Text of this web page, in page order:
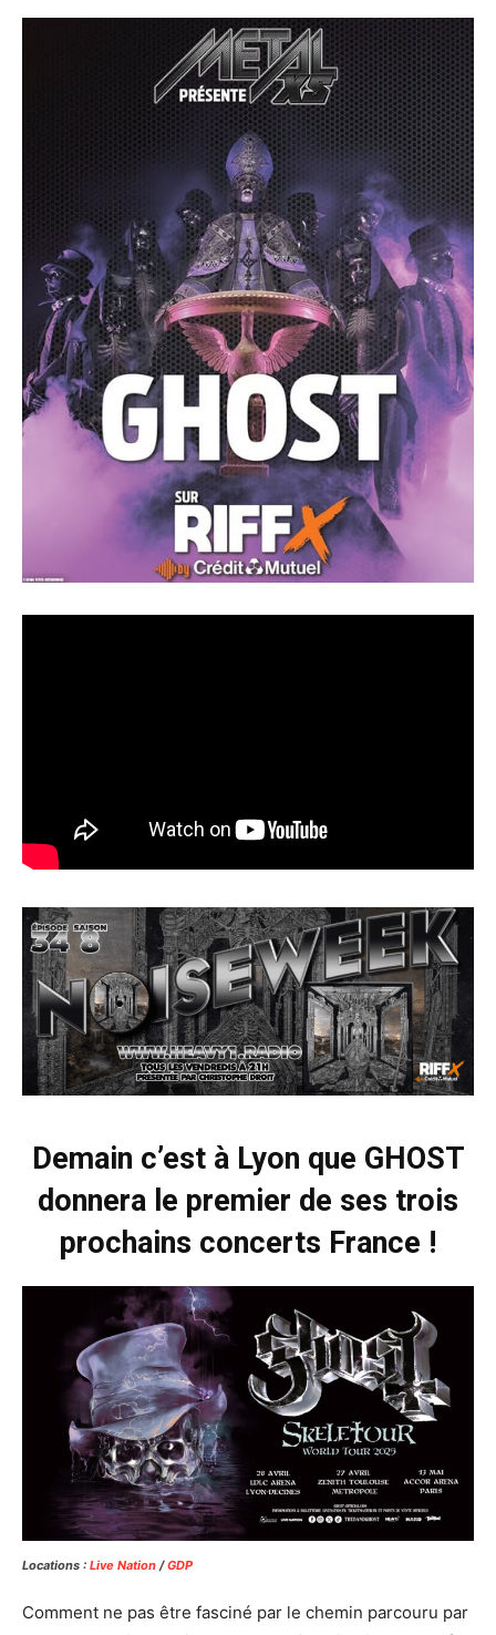
Demain c’est à Lyon que GHOST
donnera le premier de ses trois
prochains concerts France !
Locations : Live Nation /GDP
Comment ne pas être fasciné par le chemin parcouru par